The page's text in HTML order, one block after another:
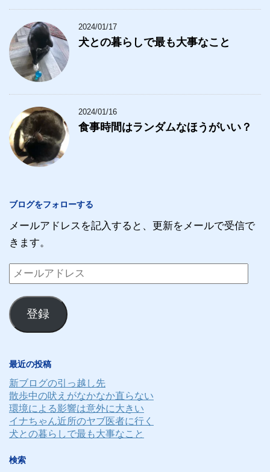
2024/01/17
犬との暮らしで最も大事なこと
2024/01/16
食事時間はランダムなほうがいい？
ブログをフォローする
メールアドレスを記入すると、更新をメールで受信で
きます。
メ
ー
ル
ア
ス
登録
最近の投稿
新ブログの引っ越し先
散歩中の吠えがなかなか直らない
環境による影響は意外に大きい
イナちゃん近所のヤブ医者に行く
犬との暮らしで最も大事なこと
検索